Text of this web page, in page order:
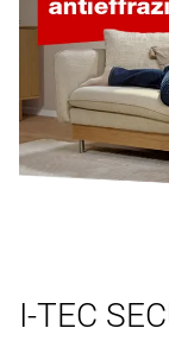
I-TEC